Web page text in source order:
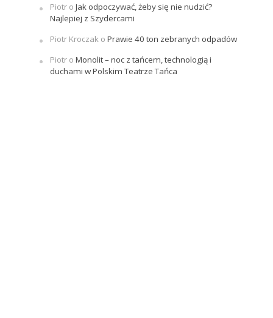
Piotro Jak odpoczywać, żeby się nie nudzić?
Najlepiej z Szydercami
Piotr Kroczako Prawie 40 ton zebranych odpadów
Piotro Monolit – noc z tańcem, technologią i
duchami w Polskim Teatrze Tańca